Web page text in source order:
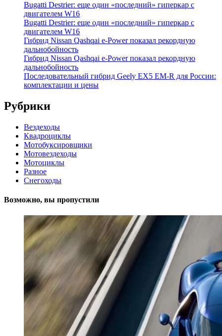
Bugatti Destrier: еще один «последний» гиперкар с
двигателем W16
Bugatti Destrier: еще один «последний» гиперкар с
двигателем W16
Гибрид Nissan Qashqai e-Power показал рекордную
дальнобойность
Гибрид Nissan Qashqai e-Power показал рекордную
дальнобойность
Последовательный гибрид Geely EX5 EM-R для России:
комплектации и цены
Рубрики
Вездеходы
Квадроциклы
Мотобуксировщики
Мотовездеходы
Мотоциклы
Разное
Снегоходы
Возможно, вы пропустили